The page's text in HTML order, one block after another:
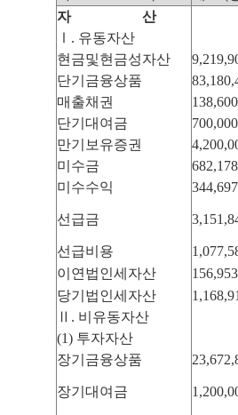
자 산
Ⅰ. 유동자산
현금및현금성자산
단기금융상품
매출채권
단기대여금
만기보유증권
미수금
미수수익
선급금
선급비용
이연법인세자산
당기법인세자산
Ⅱ. 비유동자산
(1) 투자자산
장기금융상품
장기대여금